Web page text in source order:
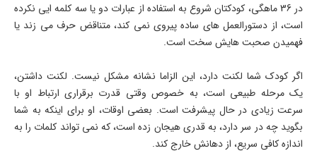
در 36 ماهگی، کودکتان شروع به استفاده از عبارات دو یا سه کلمه ایی نکرده
است، از دستورالعمل های ساده پیروی نمی کند، متناقض حرف می زند یا
فهمیدن صحبت هایش سخت است.
اگر کودک شما لکنت دارد، این الزاما نشانه مشکل نیست. لکنت داشتن،
یک مرحله طبیعی است، به خصوص وقتی قدرت برقراری ارتباط او با
سرعت زیادی در حال پیشرفت است. بعضی اوقات، او برای اینکه به شما
بگوید چه در سر دارد، به قدری هیجان زده است، که نمی تواند کلمات را به
اندازه کافی سریع، از دهانش خارج کند.